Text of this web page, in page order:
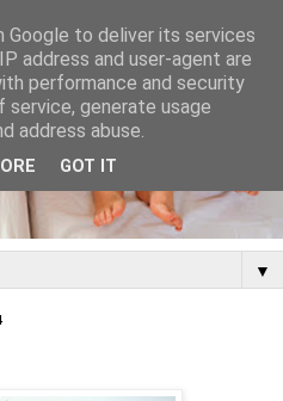
▼
Google to deliver its services
address and user-agent are
performance and security
generate usage
address abuse.
GOT IT